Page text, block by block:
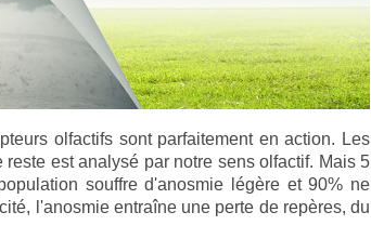
olfactifs sont parfaitement en action. Les
est analysé par notre sens olfactif. Mais 5
souffre d'anosmie légère et 90% ne
l'anosmie entraîne une perte de repères, du